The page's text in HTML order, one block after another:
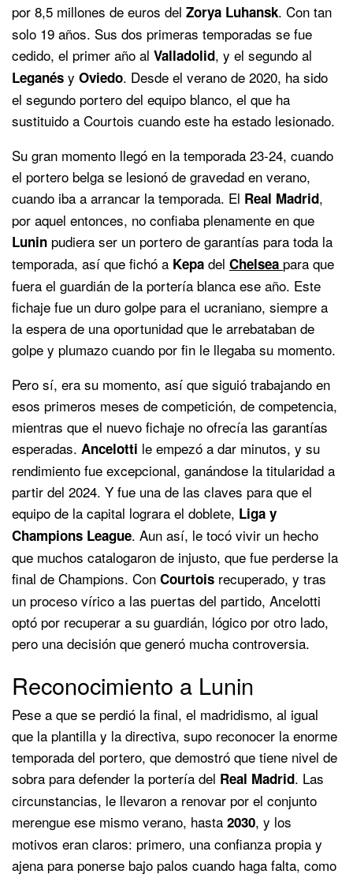
por 8,5 millones de euros del Zorya Luhansk. Con tan
solo 19 años. Sus dos primeras temporadas se fue
cedido, el primer año al Valladolid, y el segundo al
Leganés y Oviedo. Desde el verano de 2020, ha sido
el segundo portero del equipo blanco, el que ha
sustituido a Courtois cuando este ha estado lesionado.
Su gran momento llegó en la temporada 23-24, cuando
el portero belga se lesionó de gravedad en verano,
cuando iba a arrancar la temporada. El Real Madrid,
por aquel entonces, no confiaba plenamente en que
Lunin pudiera ser un portero de garantías para toda la
temporada, así que fichó a Kepa del Chelsea para que
fuera el guardián de la portería blanca ese año. Este
fichaje fue un duro golpe para el ucraniano, siempre a
la espera de una oportunidad que le arrebataban de
golpe y plumazo cuando por fin le llegaba su momento.
Pero sí, era su momento, así que siguió trabajando en
esos primeros meses de competición, de competencia,
mientras que el nuevo fichaje no ofrecía las garantías
esperadas. Ancelotti le empezó a dar minutos, y su
rendimiento fue excepcional, ganándose la titularidad a
partir del 2024. Y fue una de las claves para que el
equipo de la capital lograra el doblete, Liga y
Champions League. Aun así, le tocó vivir un hecho
que muchos catalogaron de injusto, que fue perderse la
final de Champions. Con Courtois recuperado, y tras
un proceso vírico a las puertas del partido, Ancelotti
optó por recuperar a su guardián, lógico por otro lado,
pero una decisión que generó mucha controversia.
Reconocimiento a Lunin
Pese a que se perdió la final, el madridismo, al igual
que la plantilla y la directiva, supo reconocer la enorme
temporada del portero, que demostró que tiene nivel de
sobra para defender la portería del Real Madrid. Las
circunstancias, le llevaron a renovar por el conjunto
merengue ese mismo verano, hasta 2030, y los
motivos eran claros: primero, una confianza propia y
ajena para ponerse bajo palos cuando haga falta, como